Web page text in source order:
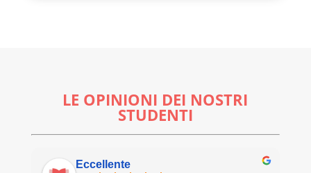
LE OPINIONI DEI NOSTRI
STUDENTI
Eccellente